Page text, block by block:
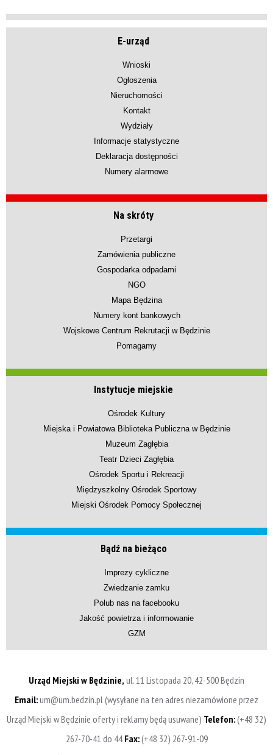
E-urząd
Wnioski
Ogłoszenia
Nieruchomości
Kontakt
Wydziały
Informacje statystyczne
Deklaracja dostępności
Numery alarmowe
Na skróty
Przetargi
Zamówienia publiczne
Gospodarka odpadami
NGO
Mapa Będzina
Numery kont bankowych
Wojskowe Centrum Rekrutacji w Będzinie
Pomagamy
Instytucje miejskie
Ośrodek Kultury
Miejska i Powiatowa Biblioteka Publiczna w Będzinie
Muzeum Zagłębia
Teatr Dzieci Zagłębia
Ośrodek Sportu i Rekreacji
Międzyszkolny Ośrodek Sportowy
Miejski Ośrodek Pomocy Społecznej
Bądź na bieżąco
Imprezy cykliczne
Zwiedzanie zamku
Polub nas na facebooku
Jakość powietrza i informowanie
GZM
Urząd Miejski w Będzinie, ul. 11 Listopada 20, 42-500 Będzin
Email:um@um.bedzin.pl (wysyłane na ten adres niezamówione przez
Urząd Miejski w Będzinie oferty i reklamy będą usuwane) Telefon:(+48 32)
267-70-41 do 44Fax:(+48 32) 267-91-09